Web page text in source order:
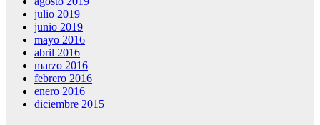
julio 2019
junio 2019
mayo 2016
abril 2016
marzo 2016
febrero 2016
enero 2016
diciembre 2015